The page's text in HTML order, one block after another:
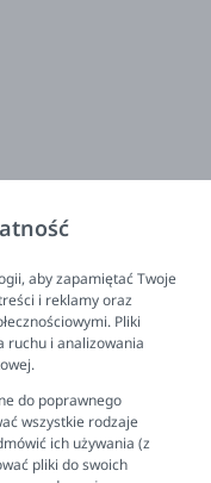
aby zapamiętać Twoje
i reklamy oraz
Pliki
ruchu i analizowania
do poprawnego
wszystkie rodzaje
ich używania (z
pliki do swoich